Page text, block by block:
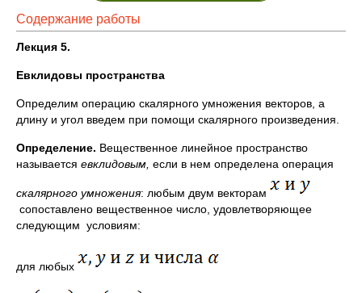
Содержание работы
Лекция 5.
Евклидовы пространства
Определим операцию скалярного умножения векторов, а
длину и угол введем при помощи скалярного произведения.
Определение. Вещественное линейное простран­ство
называется евклидовым, если в нем определена опе­рация
скалярного умножения: любым двум векторам
сопоставлено вещественное число, удовлетворяющее
следующим условиям:
для любых